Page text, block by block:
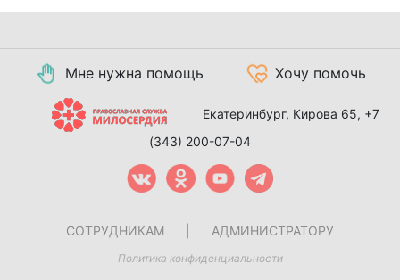
Мне нужна помощь Хочу помочь
Екатеринбург, Кирова 65, +7
(343) 200-07-04
СОТРУДНИКАМ АДМИНИСТРАТОРУ
Политика конфиденциальности